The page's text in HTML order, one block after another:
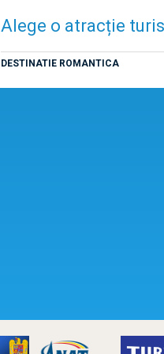
Alege o atracție
DESTINATIE ROMANTICA